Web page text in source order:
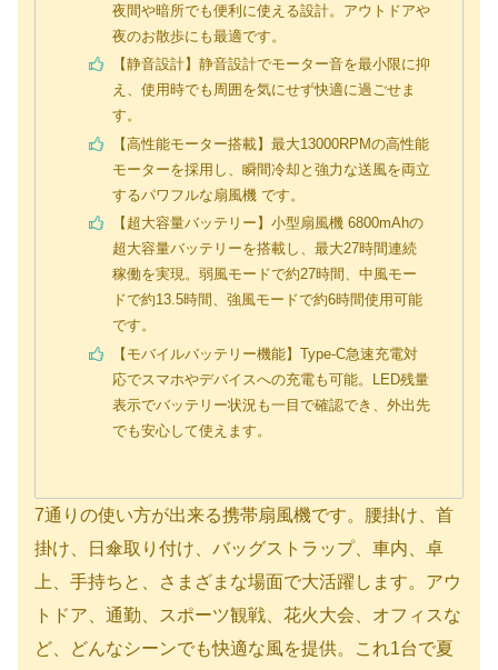
夜間や暗所でも便利に使える設計。アウトドアや
夜のお散歩にも最適です。
【静音設計】静音設計でモーター音を最小限に抑
え、使用時でも周囲を気にせず快適に過ごせま
す。
【高性能モーター搭載】最大13000RPMの高性能
モーターを採用し、瞬間冷却と強力な送風を両立
するパワフルな扇風機 です。
【超大容量バッテリー】小型扇風機 6800mAhの
超大容量バッテリーを搭載し、最大27時間連続
稼働を実現。弱風モードで約27時間、中風モー
ドで約13.5時間、強風モードで約6時間使用可能
です。
【モバイルバッテリー機能】Type-C急速充電対
応でスマホやデバイスへの充電も可能。LED残量
表示でバッテリー状況も一目で確認でき、外出先
でも安心して使えます。
7通りの使い方が出来る携帯扇風機です。腰掛け、首
掛け、日傘取り付け、バッグストラップ、車内、卓
上、手持ちと、さまざまな場面で大活躍します。アウ
トドア、通勤、スポーツ観戦、花火大会、オフィスな
ど、どんなシーンでも快適な風を提供。これ1台で夏